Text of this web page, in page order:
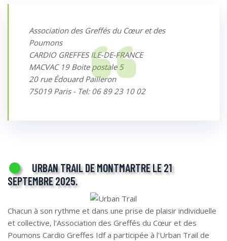
Association des Greffés du Cœur et des
Poumons
CARDIO GREFFES ILE-DE-FRANCE
MACVAC 19 Boite postale 5
20 rue Édouard Pailleron
75019 Paris - Tel: 06 89 23 10 02
URBAN TRAIL DE MONTMARTRE LE 21
SEPTEMBRE 2025.
Chacun à son rythme et dans une prise de plaisir individuelle
et collective, l'Association des Greffés du Cœur et des
Poumons Cardio Greffes Idf a participée à l'Urban Trail de